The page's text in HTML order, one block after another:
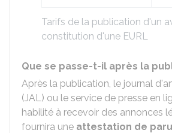
Tarifs de la publication d'un
constitution d'une EURL
Que se passe-t-il après la
Après la publication, le journal
(JAL) ou le service de presse en
habilité à recevoir des annonces
fournira une attestation de